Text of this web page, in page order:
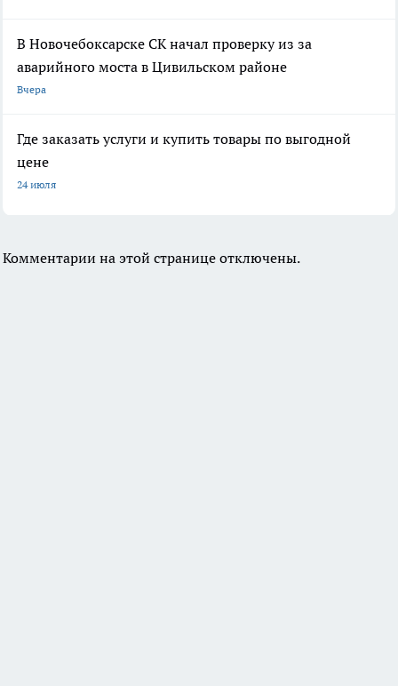
В Новочебоксарске СК начал проверку из за
аварийного моста в Цивильском районе
Вчера
Где заказать услуги и купить товары по выгодной
цене
24 июля
Комментарии на этой странице отключены.